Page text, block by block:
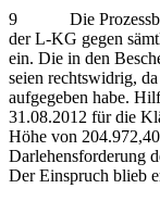
9 Die
der L-KG gegen
ein. Die in den
seien rechtswidrig,
aufgegeben habe.
31.08.2012 für die
Höhe von
Darlehensforderung
Der Einspruch blieb